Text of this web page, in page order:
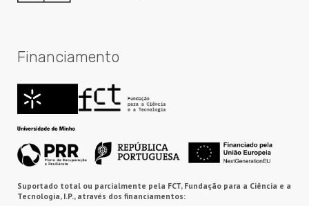
Financiamento
Suportado total ou parcialmente pela FCT, Fundação para a Ciência e a
Tecnologia, I.P., através dos financiamentos: